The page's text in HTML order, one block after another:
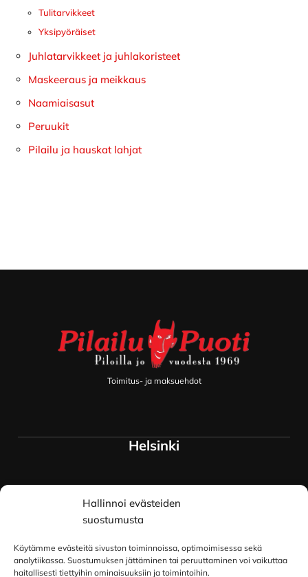
Hallinnoi evästeiden
suostumusta
Käytämme evästeitä sivuston toiminnoissa, optimoimisessa sekä
analytiikassa. Suostumuksen jättäminen tai peruuttaminen voi vaikuttaa
haitallisesti tiettyihin ominaisuuksiin ja toimintoihin.
Tulitarvikkeet
Yksipyöräiset
Juhlatarvikkeet ja juhlakoristeet
Maskeeraus ja meikkaus
Naamiaisasut
Peruukit
Pilailu ja hauskat lahjat
Toimitus- ja maksuehdot
Helsinki
Myymälä ja keskusvarasto
Siltavuorenranta 18
00170 Helsinki
Oulu